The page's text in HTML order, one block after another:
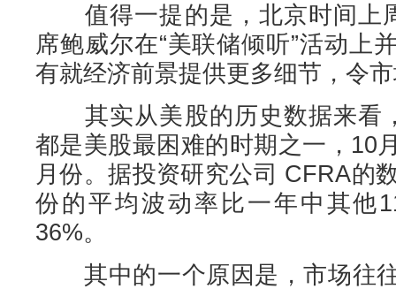
值得一提的是，北京时间上
席鲍威尔在“美联储倾听”活动上
有就经济前景提供更多细节，令
其实从美股的历史数据来看
都是美股最困难的时期之一，10
月份。据投资研究公司 CFRA的
份的平均波动率比一年中其他
36%。
其中的一个原因是，市场往